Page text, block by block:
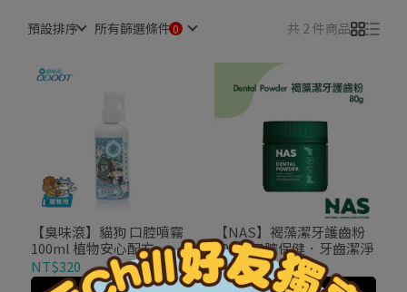
預設排序 所有篩選條件 共 2 件商品
【臭味滾】貓狗 口腔噴霧
100ml 植物安心配方
NT$320
【NAS】褐藻潔牙護齒粉
80g｜口腔保健．牙齒潔淨
NT$1,630